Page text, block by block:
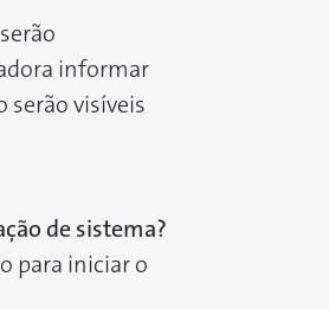
informar
serão visíveis
de sistema?
para iniciar o